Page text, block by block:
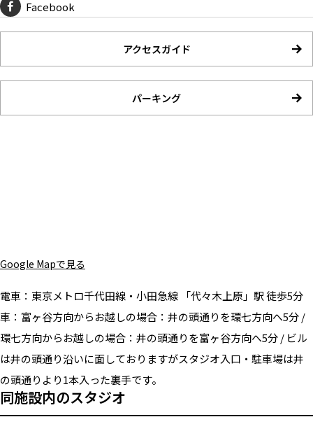
Facebook
アクセスガイド
パーキング
Google Mapで見る
電車： 東京メトロ千代田線・小田急線 「代々木上原」駅 徒歩5分
車： 富ヶ谷方向からお越しの場合：井の頭通りを環七方向へ5分 /
環七方向からお越しの場合：井の頭通りを富ヶ谷方向へ5分 / ビル
は井の頭通り沿いに面しておりますがスタジオ入口・駐車場は井
の頭通りより1本入った裏手です。
同施設内のスタジオ